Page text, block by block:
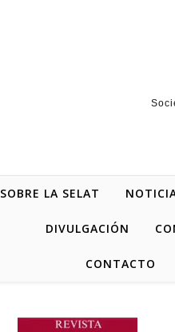
SOBRE LA SELAT
DIVULGACIÓN
CONTACTO